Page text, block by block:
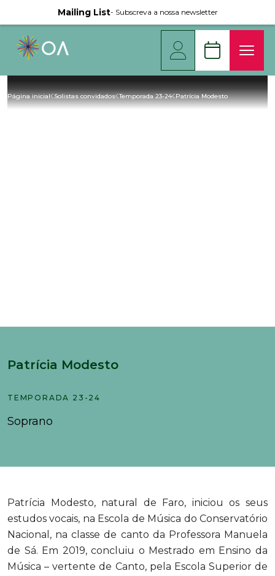
Mailing List- Subscreva a nossa newsletter
Página inicial Solistas convidados Temporada 23-24 Patrícia Modesto
Patrícia Modesto
TEMPORADA 23-24
Soprano
Patrícia Modesto, natural de Faro, iniciou os seus
estudos vocais, na Escola de Música do Conservatório
Nacional, na classe de canto da Professora Manuela
de Sá. Em 2019, concluiu o Mestrado em Ensino da
Música – vertente de Canto, pela Escola Superior de